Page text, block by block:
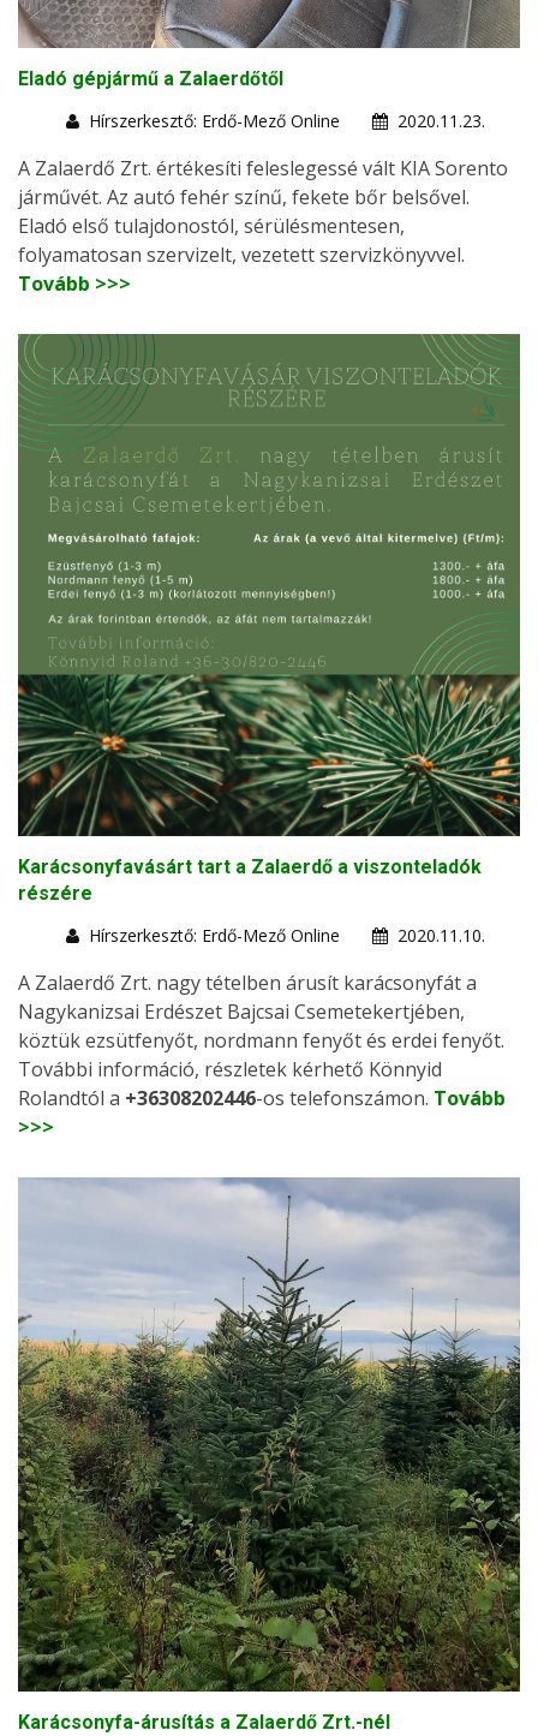
Eladó gépjármű a Zalaerdőtől
Hírszerkesztő: Erdő-Mező Online
2020.11.23.
A Zalaerdő Zrt. értékesíti feleslegessé vált KIA Sorento
járművét. Az autó fehér színű, fekete bőr belsővel.
Eladó első tulajdonostól, sérülésmentesen,
folyamatosan szervizelt, vezetett szervizkönyvvel.
Tovább >>>
Karácsonyfavásárt tart a Zalaerdő a viszonteladók
részére
Hírszerkesztő: Erdő-Mező Online
2020.11.10.
A Zalaerdő Zrt. nagy tételben árusít karácsonyfát a
Nagykanizsai Erdészet Bajcsai Csemetekertjében,
köztük ezsütfenyőt, nordmann fenyőt és erdei fenyőt.
További információ, részletek kérhető Könnyid
Rolandtól a +36308202446-os telefonszámon. Tovább
>>>
Karácsonyfa-árusítás a Zalaerdő Zrt.-nél